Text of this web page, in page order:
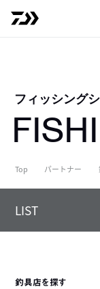
フィッシング
Top パートナー
LIST
釣具店を探す